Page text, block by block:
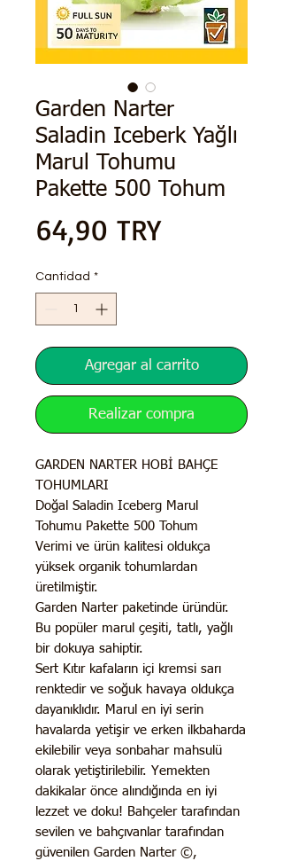
Garden Narter
Saladin Iceberk Yağlı
Marul Tohumu
Pakette 500 Tohum
64,90 TRYPrecio
Cantidad *
Agregar al carrito
Realizar compra
GARDEN NARTER HOBİ BAHÇE
TOHUMLARI
Doğal Saladin Iceberg Marul
Tohumu Pakette 500 Tohum
Verimi ve ürün kalitesi oldukça
yüksek organik tohumlardan
üretilmiştir.
Garden Narter paketinde üründür.
Bu popüler marul çeşiti, tatlı, yağlı
bir dokuya sahiptir.
Sert Kıtır kafaların içi kremsi sarı
renktedir ve soğuk havaya oldukça
dayanıklıdır. Marul en iyi serin
havalarda yetişir ve erken ilkbaharda
ekilebilir veya sonbahar mahsulü
olarak yetiştirilebilir. Yemekten
dakikalar önce alındığında en iyi
lezzet ve doku! Bahçeler tarafından
sevilen ve bahçıvanlar tarafından
güvenilen Garden Narter ©,